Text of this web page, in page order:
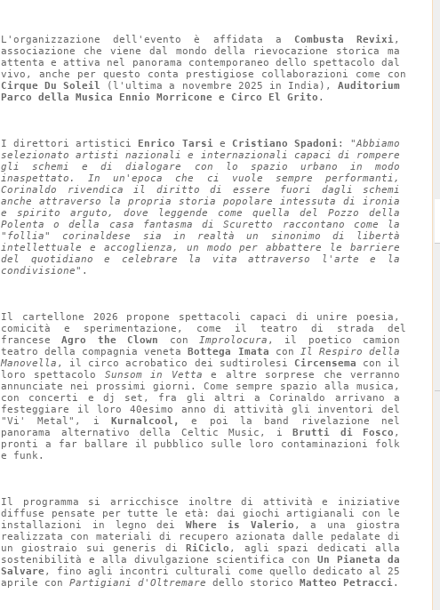
L'organizzazione dell'evento è affidata a Combusta Revixi,
associazione che viene dal mondo della rievocazione storica ma
attenta e attiva nel panorama contemporaneo dello spettacolo dal
vivo, anche per questo conta prestigiose collaborazioni come con
Cirque Du Soleil (l'ultima a novembre 2025 in India), Auditorium
Parco della Musica Ennio Morricone e Circo El Grito .
I direttori artistici Enrico Tarsi e Cristiano Spadoni: "Abbiamo
selezionato artisti nazionali e internazionali capaci di rompere
gli schemi e di dialogare con lo spazio urbano in modo
inaspettato. In un'epoca che ci vuole sempre performanti,
Corinaldo rivendica il diritto di essere fuori dagli schemi
anche attraverso la propria storia popolare intessuta di ironia
e spirito arguto, dove leggende come quella del Pozzo della
Polenta o della casa fantasma di Scuretto raccontano come la
"follia" corinaldese sia in realtà un sinonimo di libertà
intellettuale e accoglienza, un modo per abbattere le barriere
del quotidiano e celebrare la vita attraverso l'arte e la
condivisione" .
Il cartellone 2026 propone spettacoli capaci di unire poesia,
comicità e sperimentazione, come il teatro di strada del
francese Agro the Clown con Improlocura , il poetico camion
teatro della compagnia veneta Bottega Imata con Il Respiro della
Manovella , il circo acrobatico dei sudtirolesi Circensema con il
loro spettacolo Sunsom in Vetta e altre sorprese che verranno
annunciate nei prossimi giorni. Come sempre spazio alla musica,
con concerti e dj set, fra gli altri a Corinaldo arrivano a
festeggiare il loro 40esimo anno di attività gli inventori del
"Vi' Metal", i Kurnalcool, e poi la band rivelazione nel
panorama alternativo della Celtic Music, i Brutti di Fosco ,
pronti a far ballare il pubblico sulle loro contaminazioni folk
e funk.
Il programma si arricchisce inoltre di attività e iniziative
diffuse pensate per tutte le età: dai giochi artigianali con le
installazioni in legno dei Where is Valerio , a una giostra
realizzata con materiali di recupero azionata dalle pedalate di
un giostraio sui generis di RiCiclo , agli spazi dedicati alla
sostenibilità e alla divulgazione scientifica con Un Pianeta da
Salvare, fino agli incontri culturali come quello dedicato al 25
aprile con Partigiani d'Oltremare dello storico Matteo Petracci.